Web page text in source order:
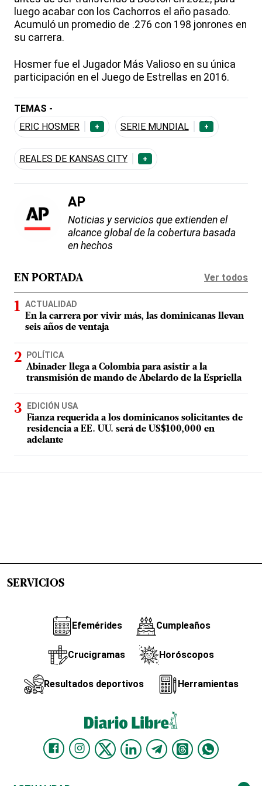
luego acabar con los Cachorros el año pasado.
Acumuló un promedio de .276 con 198 jonrones en
su carrera.
Hosmer fue el Jugador Más Valioso en su única
participación en el Juego de Estrellas en 2016.
TEMAS -
ERIC HOSMER
+ SERIE MUNDIAL +
REALES DE KANSAS CITY +
AP
Noticias y servicios que extienden el
alcance global de la cobertura basada
en hechos
EN PORTADA Ver todos
ACTUALIDAD
En la carrera por vivir más, las dominicanas llevan
seis años de ventaja
POLÍTICA
Abinader llega a Colombia para asistir a la
transmisión de mando de Abelardo de la Espriella
EDICIÓN USA
Fianza requerida a los dominicanos solicitantes de
residencia a EE. UU. será de US$100,000 en
adelante
SERVICIOS
Efemérides Cumpleaños
Crucigramas Horóscopos
Resultados deportivos Herramientas